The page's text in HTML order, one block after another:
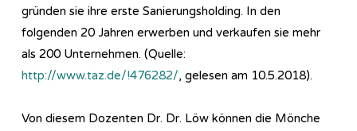
gründen sie ihre erste Sanierungsholding. In den
folgenden 20 Jahren erwerben und verkaufen sie mehr
als 200 Unternehmen. (Quelle:
http://www.taz.de/!476282/, gelesen am 10.5.2018).
Von diesem Dozenten Dr. Dr. Löw können die Mönche